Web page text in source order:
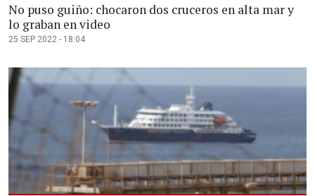
No puso guiño: chocaron dos cruceros en alta mar y
lo graban en video
25 SEP 2022 - 18:04